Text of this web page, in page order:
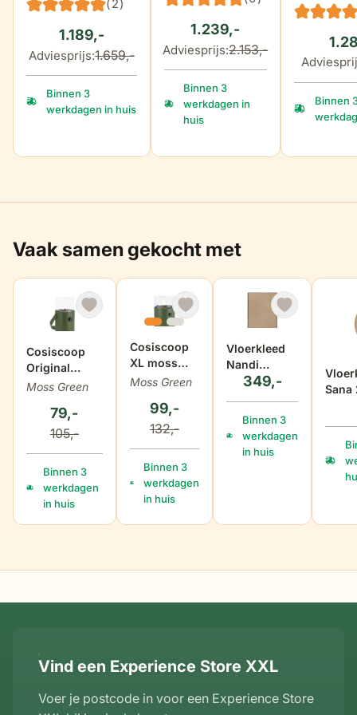
(2)
1.189,-
Adviesprijs:1.659,-
Binnen 3
werkdagen in huis
1.239,-
Adviesprijs:2.153,-
Binnen 3
werkdagen in
huis
Binnen
Vaak samen gekocht met
Cosiscoop
Original
moss green
Moss Green
79,-
105,-
Binnen 3
werkdagen
in huis
Cosiscoop
XL moss
green
Moss Green
99,-
132,-
Binnen 3
werkdagen
in huis
Vloerkleed
Nandi
160x230 cm
349,-
Binnen 3
werkdagen
in huis
Sana
Vind een Experience Store XXL
Voer je postcode in voor een Experience Store